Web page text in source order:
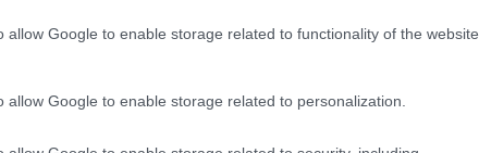
allow Google to enable storage related to functionality of the website
allow Google to enable storage related to personalization.
στην παρούσα φάση σε επίπεδο διαχείρισης της
δύο φάσεις υλοποίησης:
στις περιοχές που επηρεάζονται από την κρίση,